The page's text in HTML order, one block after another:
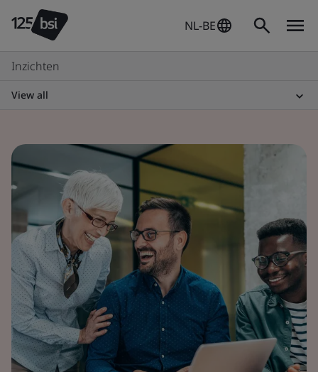
NL-BE
Inzichten
View all